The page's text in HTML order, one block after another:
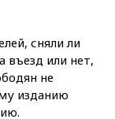
сняли ли
въезд или нет,
не
изданию